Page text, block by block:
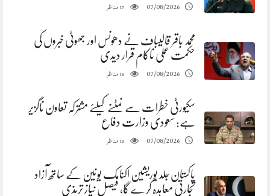
07/08/2026
17مناظر
محمد باقر قالیباف نے دھونس اور جھوٹی خبروں کی
حکمت عملی ناکام قرار دیدی
07/08/2026
16مناظر
سکیورٹی خطرات سے نمٹنے کیلئے مشترکہ تعاون ناگزیر
ہے: سعودی وزارت دفاع
07/08/2026
15مناظر
پاکستان جلد یوریشین اکنامک یونین کے ساتھ آزاد
تجارتی معاہدہ کرے گا، فیصل نیاز ترمذی